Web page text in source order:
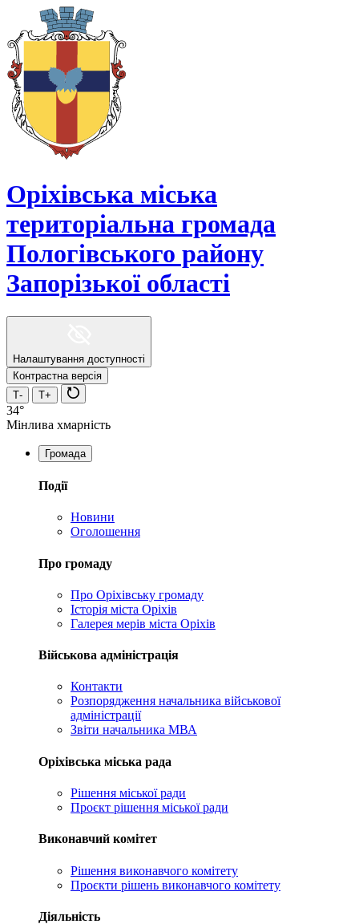
Оріхівська міська
територіальна громада
Пологівського району
Запорізької області
Налаштування доступності
Контрастна версія
Т-
Т+
34°
Мінлива хмарність
Громада
Події
Новини
Оголошення
Про громаду
Про Оріхівську громаду
Історія міста Оріхів
Галерея мерів міста Оріхів
Військова адміністрація
Контакти
Розпорядження начальника військової
адміністрації
Звіти начальника МВА
Оріхівська міська рада
Рішення міської ради
Проєкт рішення міської ради
Виконавчий комітет
Рішення виконавчого комітету
Проєкти рішень виконавчого комітету
Діяльність